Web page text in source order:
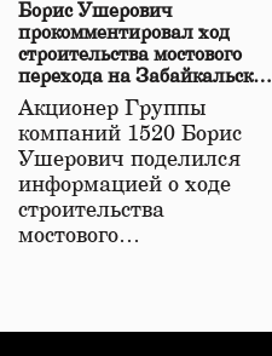
Борис Ушерович
прокомментировал ход
строительства мостового
перехода на Забайкальской
железной дороге
Акционер Группы
компаний 1520 Борис
Ушерович поделился
информацией о ходе
строительства
мостового…